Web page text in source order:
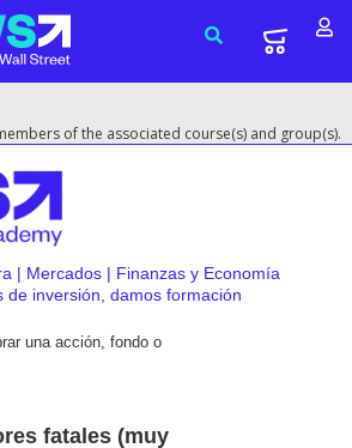
of the associated course(s) and group(s).
| Mercados | Finanzas y Economía
de inversión, damos formación
una acción, fondo o
fatales (muy